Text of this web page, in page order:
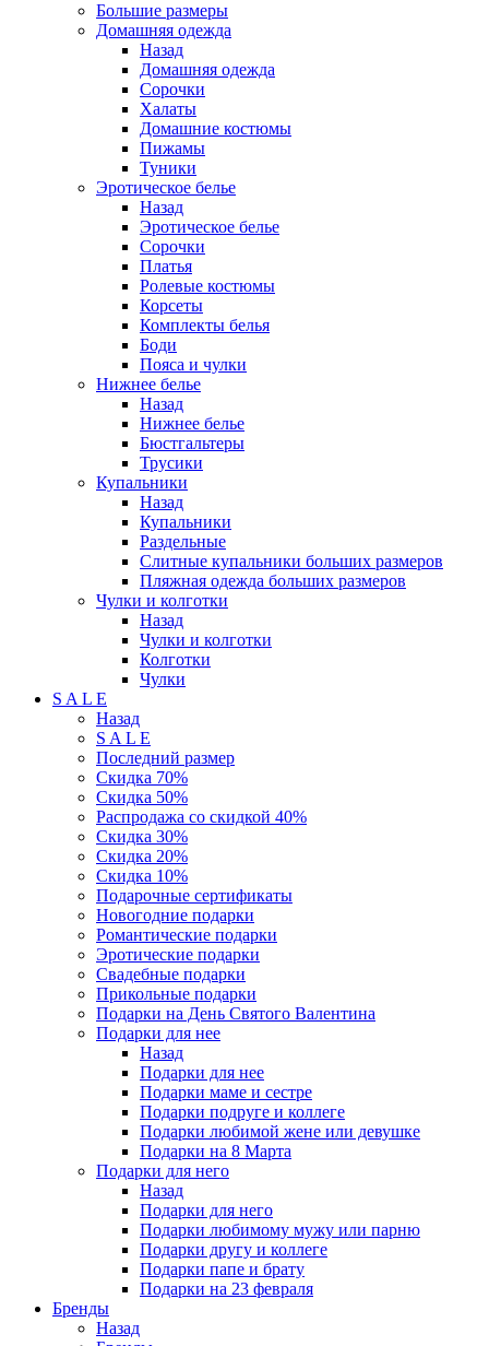
Большие размеры
Домашняя одежда
Назад
Домашняя одежда
Сорочки
Халаты
Домашние костюмы
Пижамы
Туники
Эротическое белье
Назад
Эротическое белье
Сорочки
Платья
Ролевые костюмы
Корсеты
Комплекты белья
Боди
Пояса и чулки
Нижнее белье
Назад
Нижнее белье
Бюстгальтеры
Трусики
Купальники
Назад
Купальники
Раздельные
Слитные купальники больших размеров
Пляжная одежда больших размеров
Чулки и колготки
Назад
Чулки и колготки
Колготки
Чулки
S A L E
Назад
S A L E
Последний размер
Скидка 70%
Скидка 50%
Распродажа со скидкой 40%
Скидка 30%
Скидка 20%
Скидка 10%
Подарочные сертификаты
Новогодние подарки
Романтические подарки
Эротические подарки
Свадебные подарки
Прикольные подарки
Подарки на День Святого Валентина
Подарки для нее
Назад
Подарки для нее
Подарки маме и сестре
Подарки подруге и коллеге
Подарки любимой жене или девушке
Подарки на 8 Марта
Подарки для него
Назад
Подарки для него
Подарки любимому мужу или парню
Подарки другу и коллеге
Подарки папе и брату
Подарки на 23 февраля
Бренды
Назад